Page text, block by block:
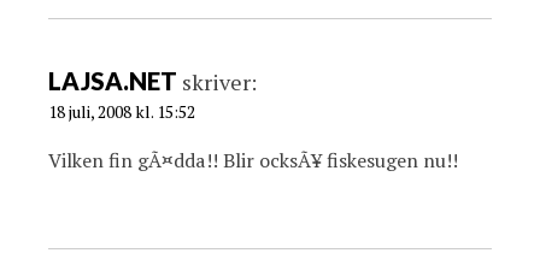
LAJSA.NET skriver:
18 juli, 2008 kl. 15:52
Vilken fin gÃ¤dda!! Blir ocksÃ¥ fiskesugen nu!!